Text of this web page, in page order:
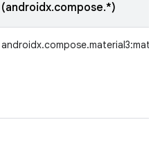
(androidx.compose.*)